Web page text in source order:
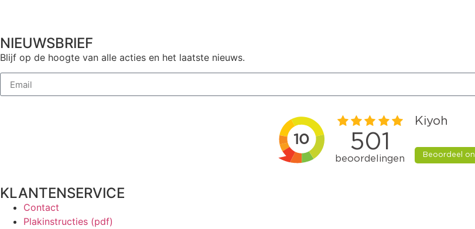
NIEUWSBRIEF
Blijf op de hoogte van alle acties en het laatste nieuws.
KLANTENSERVICE
Contact
Plakinstructies (pdf)